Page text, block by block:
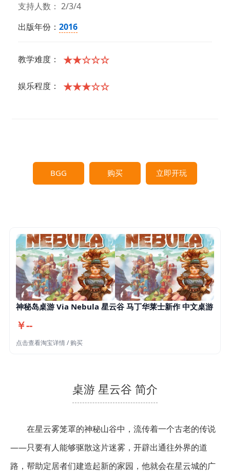
支持人数： 2/3/4
出版年份： 2016
教学难度： ★★☆☆☆
娱乐程度： ★★★☆☆
BGG 购买 立即开玩
神秘岛桌游 Via Nebula 星云谷 马丁华莱士新作 中文桌游
￥--
点击查看淘宝详情 / 购买
桌游 星云谷 简介
在星云雾笼罩的神秘山谷中，流传着一个古老的传说
——只要有人能够驱散这片迷雾，开辟出通往外界的道
路，帮助定居者们建造起新的家园，他就会在星云城的广